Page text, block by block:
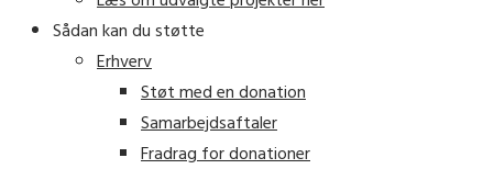
Sådan kan du støtte
Erhverv
Støt med en donation
Samarbejdsaftaler
Fradrag for donationer